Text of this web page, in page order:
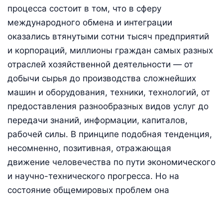
процесса состоит в том, что в сферу
международного обмена и интеграции
оказались втянутыми сотни тысяч предприятий
и корпораций, миллионы граждан самых разных
отраслей хозяйственной деятельности — от
добычи сырья до производства сложнейших
машин и оборудования, техники, технологий, от
предоставления разнообразных видов услуг до
передачи знаний, информации, капиталов,
рабочей силы. В принципе подобная тенденция,
несомненно, позитивная, отражающая
движение человечества по пути экономического
и научно-технического прогресса. Но на
состояние общемировых проблем она